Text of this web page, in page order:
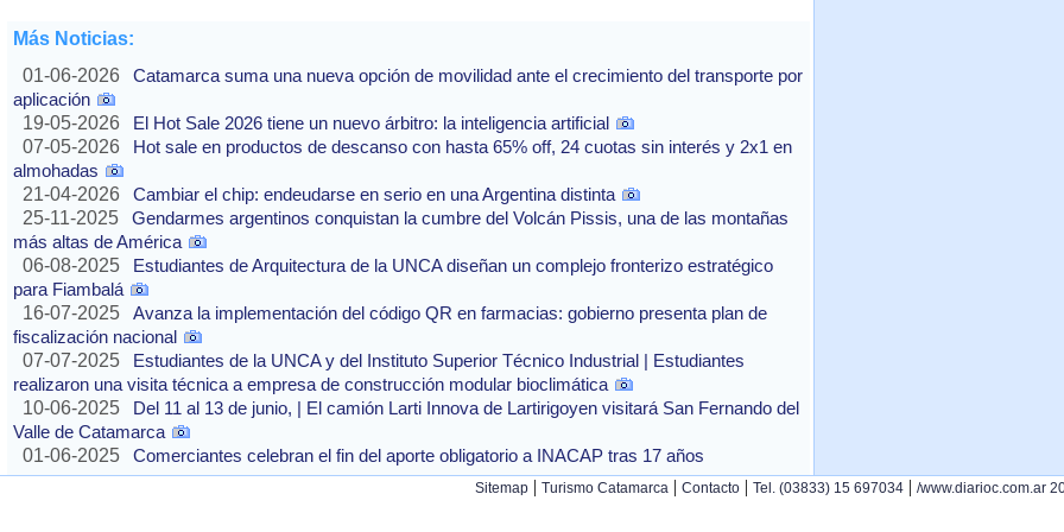
Más Noticias:
01-06-2026
Catamarca suma una nueva opción de movilidad ante el crecimiento del transporte por
aplicación
19-05-2026
El Hot Sale 2026 tiene un nuevo árbitro: la inteligencia artificial
07-05-2026
Hot sale en productos de descanso con hasta 65% off, 24 cuotas sin interés y 2x1 en
almohadas
21-04-2026
Cambiar el chip: endeudarse en serio en una Argentina distinta
25-11-2025
Gendarmes argentinos conquistan la cumbre del Volcán Pissis, una de las montañas
más altas de América
06-08-2025
Estudiantes de Arquitectura de la UNCA diseñan un complejo fronterizo estratégico
para Fiambalá
16-07-2025
Avanza la implementación del código QR en farmacias: gobierno presenta plan de
fiscalización nacional
07-07-2025
Estudiantes de la UNCA y del Instituto Superior Técnico Industrial | Estudiantes
realizaron una visita técnica a empresa de construcción modular bioclimática
10-06-2025
Del 11 al 13 de junio, | El camión Larti Innova de Lartirigoyen visitará San Fernando del
Valle de Catamarca
01-06-2025
Comerciantes celebran el fin del aporte obligatorio a INACAP tras 17 años
Sitemap | Turismo Catamarca | Contacto | Tel. (03833) 15 697034 | /www.diarioc.com.ar